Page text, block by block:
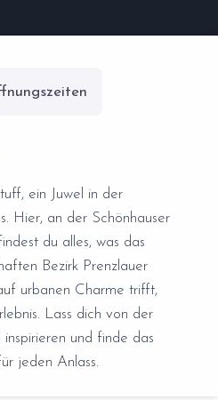
ein Juwel in der
Hier, an der Schönhauser
du alles, was das
Bezirk Prenzlauer
urbanen Charme trifft,
Lass dich von der
und finde das
jeden Anlass.